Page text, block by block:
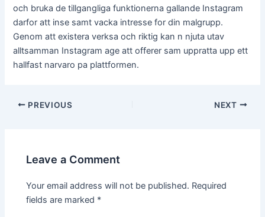
och bruka de tillgangliga funktionerna gallande Instagram
darfor att inse samt vacka intresse for din malgrupp.
Genom att existera verksa och riktig kan n njuta utav
alltsamman Instagram age att offerer sam uppratta upp ett
hallfast narvaro pa plattformen.
Post
PREVIOUS NEXT
Leave a Comment
Your email address will not be published. Required
fields are marked *